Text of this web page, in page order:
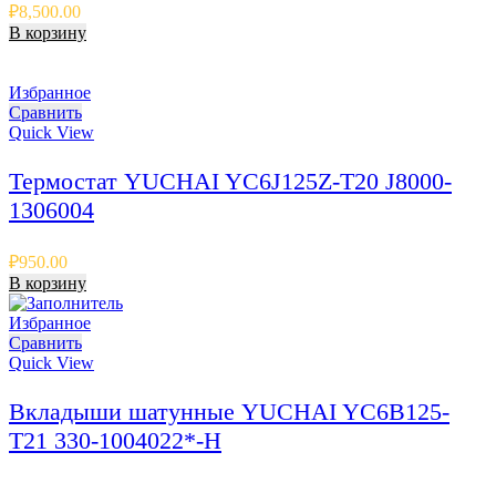
₽8,500.00
В корзину
Избранное
Сравнить
Quick View
Термостат YUCHAI YC6J125Z-T20 J8000-
1306004
₽950.00
В корзину
Избранное
Сравнить
Quick View
Вкладыши шатунные YUCHAI YC6B125-
T21 330-1004022*-H